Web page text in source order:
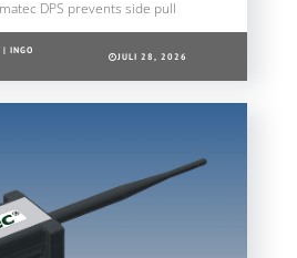
DPS prevents side pull
| INGO
JULI 28, 2026